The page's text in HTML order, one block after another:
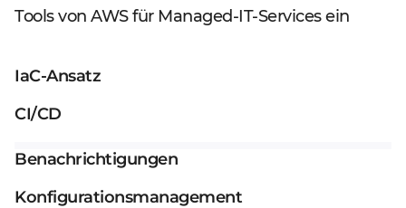
Tools von AWS für Managed-IT-Services ein
IaC-Ansatz
CI/CD
Benachrichtigungen
Konfigurationsmanagement